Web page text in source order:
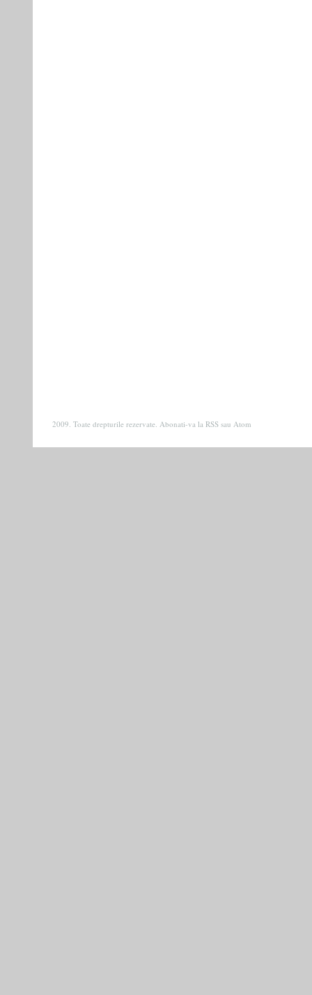
2009. Toate drepturile rezervate. Abonati-va la RSS sau Atom